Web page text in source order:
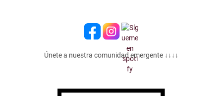
Únete a nuestra comunidad emergente ↓↓↓↓